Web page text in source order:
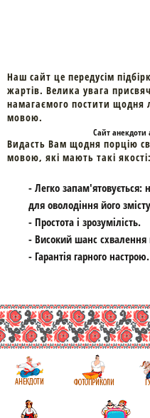
Наш сайт це передусім
жартів. Велика увага
намагаємого постити щодня
мовою.
Cайтанекдоти
Видасть Вам щодня порцію
мовою, які мають такі якості:
- Легко запам'ятовується:
для оволодіння його
- Простота і зрозумілість.
- Високий шанс схвалення
- Гарантія гарного настрою.